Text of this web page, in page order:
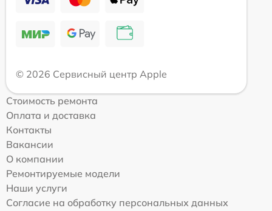
© 2026 Сервисный центр Apple
Стоимость ремонта
Оплата и доставка
Контакты
Вакансии
О компании
Ремонтируемые модели
Наши услуги
Согласие на обработку персональных данных